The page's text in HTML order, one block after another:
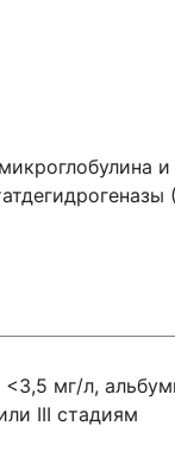
мг/л,
III стадиям